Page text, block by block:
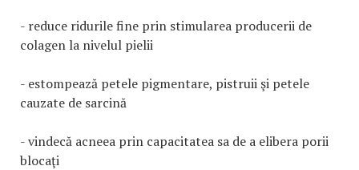
- reduce ridurile fine prin stimularea producerii de
colagen la nivelul pielii
- estompează petele pigmentare, pistruii şi petele
cauzate de sarcină
- vindecă acneea prin capacitatea sa de a elibera porii
blocaţi